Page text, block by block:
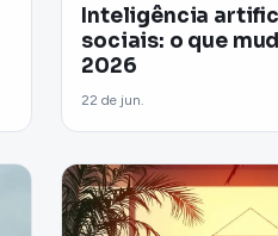
Inteligência
sociais: o que
2026
22 de jun.